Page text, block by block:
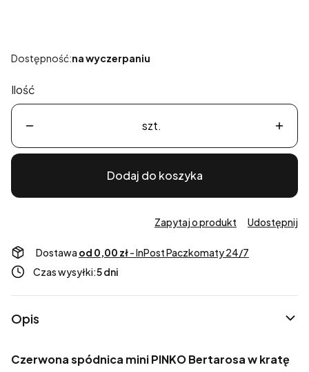
Dostępność:na wyczerpaniu
Ilość
szt.
Dodaj do koszyka
Zapytaj o produkt Udostępnij
Dostawa od 0,00 zł- InPost Paczkomaty 24/7
Czas wysyłki:5 dni
Opis
Czerwona spódnica mini PINKO Bertarosa w kratę